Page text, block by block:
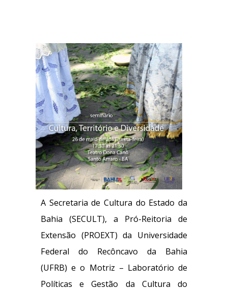
A Secretaria de Cultura do Estado da
Bahia (SECULT), a Pró-Reitoria de
Extensão (PROEXT) da Universidade
Federal do Recôncavo da Bahia
(UFRB) e o Motriz – Laboratório de
Políticas e Gestão da Cultura do